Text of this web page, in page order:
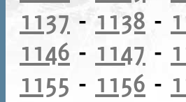
1137 - 1138 -
1146 - 1147 -
1155 - 1156 -